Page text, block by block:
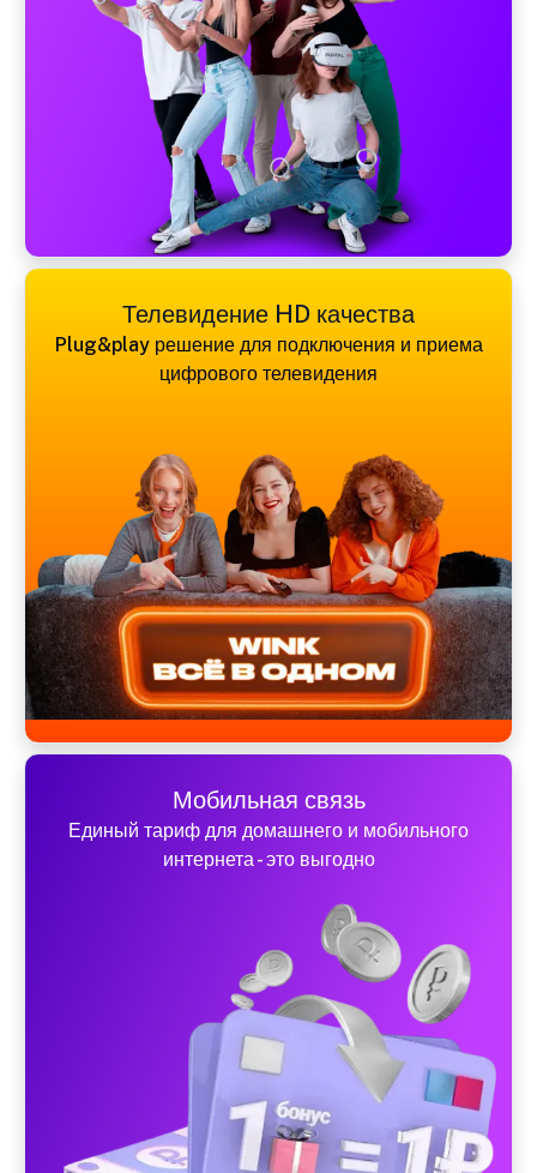
Телевидение HD качества
Plug&play решение для подключения и приема
цифрового телевидения
Мобильная связь
Единый тариф для домашнего и мобильного
интернета - это выгодно